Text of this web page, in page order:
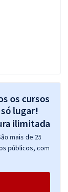
os cursos
lugar!
mais de 25
públicos, com